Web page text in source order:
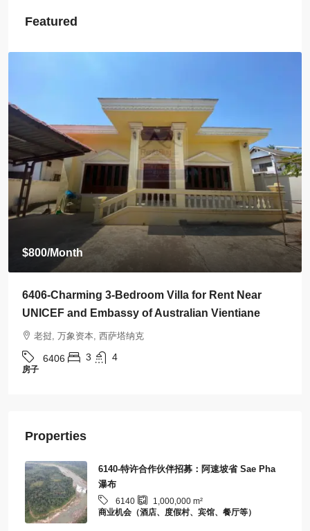
Featured
$800/Month
6406-Charming 3-Bedroom Villa for Rent Near
UNICEF and Embassy of Australian Vientiane
老挝, 万象资本, 西萨塔纳克
6406 3 4
房子
Properties
6140-特许合作伙伴招募：阿速坡省 Sae Pha
瀑布
6140 1,000,000 m²
商业机会（酒店、度假村、宾馆、餐厅等）